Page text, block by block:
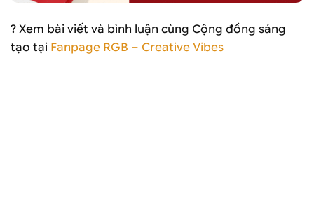
? Xem bài viết và bình luận cùng Cộng đồng sáng
tạo tại Fanpage RGB – Creative Vibes